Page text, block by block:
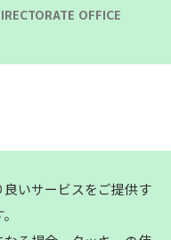
OFFICE
いサービスをご提供す